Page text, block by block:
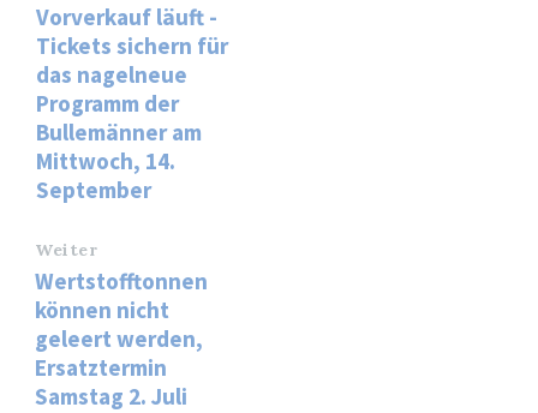
Vorverkauf läuft -
Tickets sichern für
das nagelneue
Programm der
Bullemänner am
Mittwoch, 14.
September
Weiter
Wertstofftonnen
können nicht
geleert werden,
Ersatztermin
Samstag 2. Juli